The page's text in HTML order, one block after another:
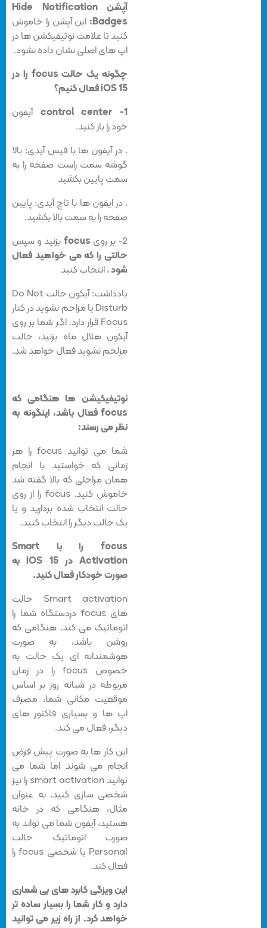
آپشن Hide Notification
Badges: این آپشن را خاموش
کنید تا علامت نوتیفیکشن ها در
اپ های اصلی نشان داده نشود.
چگونه یک حالت focus را در
iOS 15 فعال کنیم؟
آیفون
خود را باز کنید.
. در آیفون ها با فیس آیدی: بالا
گوشه سمت راست صفحه را به
سمت پایین بکشید
. در ایفون ها با تاچ آیدی: پایین
صفحه را به سمت بالا بکشید.
focusبزنید و سپس
حالتی را که می خواهید فعال
، انتخاب کنید
یادداشت: آیکون حالت Do Not
Disturb یا مزاحم نشوید در کنار
Focus قرار دارد. اگر شما بر روی
آیکون هلال ماه بزنید، حالت
مزلحم نشوید فعال خواهد شد.
نوتیفیکیشن ها هنگامی که
focus فعال باشد، اینگونه به
نظر می رسند:
شما می توانید focus را هر
زمانی که خواستید با انجام
همان مراحلی که بالا گفته شد
خاموش کنید. focus را از روی
حالت انتخاب شده بردارید و یا
یک حالت دیگر را انتخاب کنید.
focus را با Smart
Activation در iOS 15 به
صورت خودکار فعال کنید.
Smart activation حالت
های focus دردستگاه شما را
اتوماتیک می کند. هنگامی که
روشن باشد، به صورت
هوشمندانه ای یک حالت به
خصوص focus را در زمان
مربوطه در شبانه روز بر اساس
موقعیت مکانی شما، مصرف
اپ ها و بسیاری فاکتور های
دیگر، فعال می کند.
این کار ها به صورت پیش فرض
انجام می شوند اما شما می
توانید smart activation را نیز
شخصی سازی کنید. به عنوان
مثال، هنگامی که در خانه
هستید، آیفون شما می تواند به
صورت اتوماتیک حالت
Personal یا شخصی focus را
فعال کند.
این ویزگی کابرد های بی شماری
دارد و کار شما را بسیار ساده تر
خواهد کرد. از راه زیر می توانید